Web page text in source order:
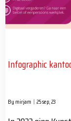
Infographic
By mirjam | 25sep, 23